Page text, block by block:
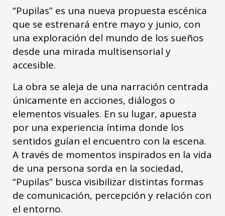
“Pupilas” es una nueva propuesta escénica
que se estrenará entre mayo y junio, con
una exploración del mundo de los sueños
desde una mirada multisensorial y
accesible.
La obra se aleja de una narración centrada
únicamente en acciones, diálogos o
elementos visuales. En su lugar, apuesta
por una experiencia íntima donde los
sentidos guían el encuentro con la escena.
A través de momentos inspirados en la vida
de una persona sorda en la sociedad,
“Pupilas” busca visibilizar distintas formas
de comunicación, percepción y relación con
el entorno.